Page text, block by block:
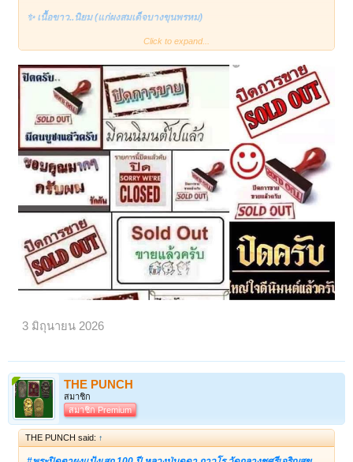
พระเกจิอาจารย์ได้เข้าสมาธินั่งปรกปลุกเสกตั้งแต่ 18.00 น. ถึงประมาณ
02.00 น. ของวันใหม่
โดยเฉพาะเป็นครั้งแรกที่หลวงปู่ทิมอิสริโก รับนิมนต์มาปลุกเสกนอกวัดละ
หารไร่ และท่านได้นั่งปรกปลุกเสกรวดเดียว 8 ชั่วโมง โดยไม่หยุดพักฉันน้ำ
ชา (ปกติจะลั่นฆ้องทุก 2 ชั่วโมงเพื่อให้พระคุณเจ้าได้ถอนสมาธิพักผ่อน
อิริยาบถและฉันน้ำชาประมาณ 30 นาที)
ก่อนแจกให้ผู้ร่วมทำบุญงานผูกพัทธสีมาอุโบสถวัดกระบกขึ้นผึ้ง
ลดพิเศษที่ ปิด ครับ
เปิดดูไฟล์ 6674298 เปิดดูไฟล์ 6674299 เปิดดูไฟล์ 6674300
✨ เนื้อขาว..นิยม (แก่ผงสมเด็จบางขุนพรหม)
✨ วัดสารนารถธรรมาราม ปี ๒๔๙๙
✨ เลี่ยมกันน้ำอย่างดีพร้อมใช้
มวลสารศักดิ์สิทธิ์:
ในการสร้างพระชุดนี้ ปี 2499 มีการผสม ผงพระสมเด็จบางขุนพรหม
ที่แตกหัก ลงไปด้วยจำนวนมาก
ผงวิเศษ 5 ประการ: ผสมผงพุทธคุณที่รวบรวมจากพระเกจิอาจารย์ชื่อ
ดังทั่วประเทศ ทำให้เนื้อมีความละเอียดและหนึกนุ่ม
พระเครื่องเหล่านี้สร้างเป็นที่ระลึกในงานสมโภชพระพุทโธภาสชินราชจอม
มุนี ซึ่งสร้างที่ วัดสัมพันธวงศ์ พระนคร แล้วอัญเชิญไปประดิษฐานเป็นพระ
ประธาน ณ วัดสารนาถธรรมราม อ.แกลง จ.ระยอง
พระ รุ่นนี้ อธิษฐานจิตโดยคุณแม่บุญเรือน วัดอาวุธ และ คณาจารย์หลาย
-หลวงปู่ฝั้น อาจาโร
-หลวงปู่ขาว วัดถ้ำกลองเพล
-หลวงปู่ดุลย์ อตุโล วัดบูรพาราม
-หลวงปู่โต๊ะ วัดประดู่ฉิมพลี
Click to expand...
3 มิถุนายน 2026
THE PUNCH
สมาชิก
สมาชิก Premium
THE PUNCH said: ↑